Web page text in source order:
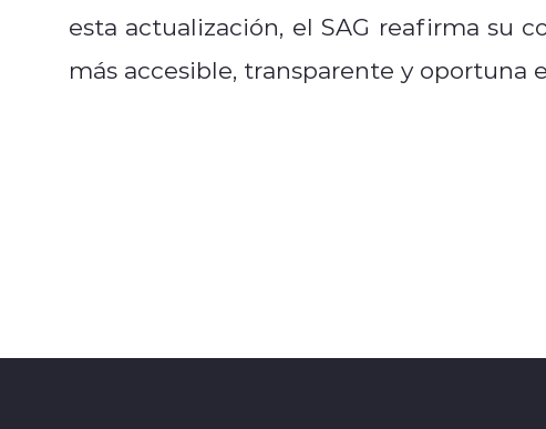
esta actualización, el SAG reafirma su
más accesible, transparente y oportuna